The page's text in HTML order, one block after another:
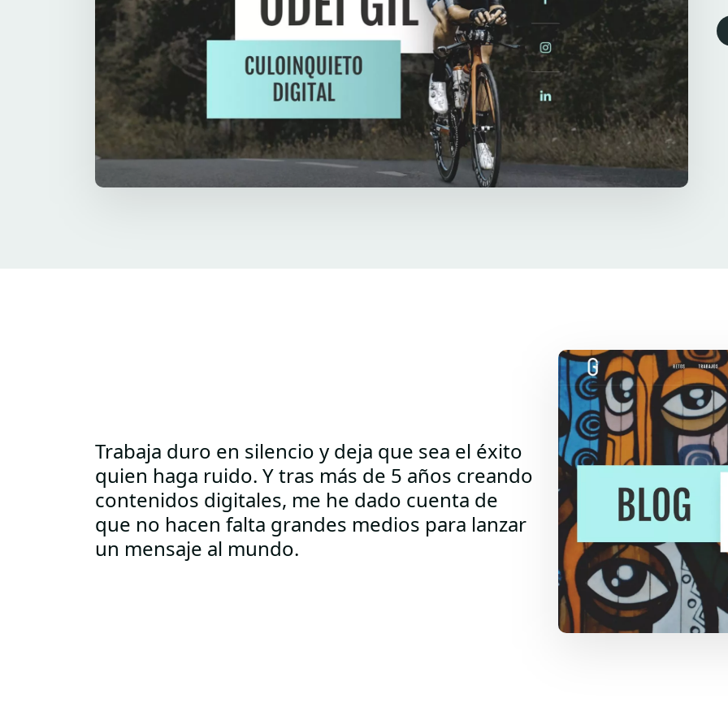
Trabaja duro en silencio y deja que sea el éxito
quien haga ruido. Y tras más de 5 años creando
contenidos digitales, me he dado cuenta de
que no hacen falta grandes medios para lanzar
un mensaje al mundo.